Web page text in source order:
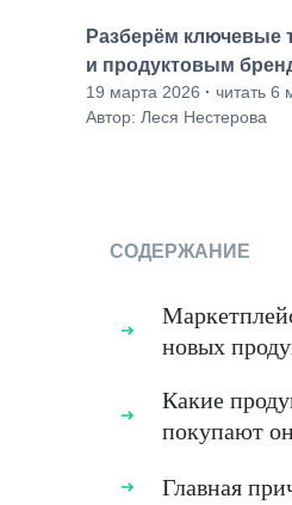
Разберём ключевые
и продуктовым
19 марта 2026 · читать 6
Автор: Леся Нестерова
СОДЕРЖАНИЕ
новых
Какие
покупают
Главная